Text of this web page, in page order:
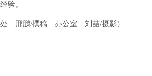
验。
处 邢鹏/撰稿 办公室 刘喆/摄影）